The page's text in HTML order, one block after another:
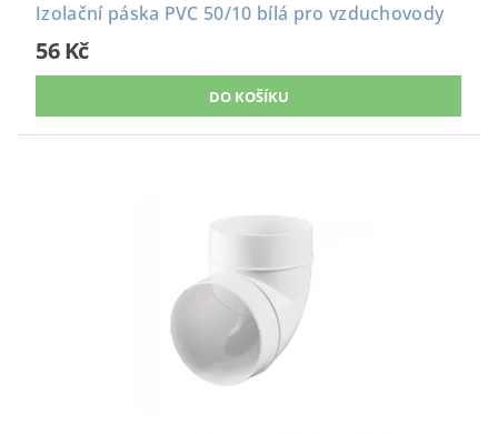
Izolační páska PVC 50/10 bílá pro vzduchovody
56 Kč